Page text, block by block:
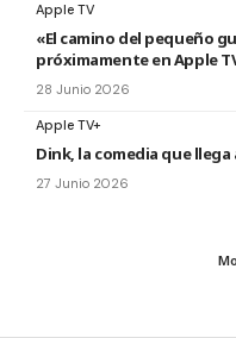
Apple TV
«El camino del pequeño
próximamente en Apple
28 Junio 2026
Apple TV+
Dink, la comedia que llega
27 Junio 2026